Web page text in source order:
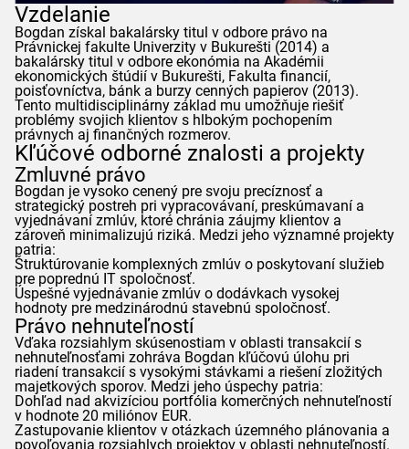
Vzdelanie
Bogdan získal bakalársky titul v odbore právo na
Právnickej fakulte Univerzity v Bukurešti (2014) a
bakalársky titul v odbore ekonómia na Akadémii
ekonomických štúdií v Bukurešti, Fakulta financií,
poisťovníctva, bánk a burzy cenných papierov (2013).
Tento multidisciplinárny základ mu umožňuje riešiť
problémy svojich klientov s hlbokým pochopením
právnych aj finančných rozmerov.
Kľúčové odborné znalosti a projekty
Zmluvné právo
Bogdan je vysoko cenený pre svoju precíznosť a
strategický postreh pri vypracovávaní, preskúmavaní a
vyjednávaní zmlúv, ktoré chránia záujmy klientov a
zároveň minimalizujú riziká. Medzi jeho významné projekty
patria:
Štruktúrovanie komplexných zmlúv o poskytovaní služieb
pre poprednú IT spoločnosť.
Úspešné vyjednávanie zmlúv o dodávkach vysokej
hodnoty pre medzinárodnú stavebnú spoločnosť.
Právo nehnuteľností
Vďaka rozsiahlym skúsenostiam v oblasti transakcií s
nehnuteľnosťami zohráva Bogdan kľúčovú úlohu pri
riadení transakcií s vysokými stávkami a riešení zložitých
majetkových sporov. Medzi jeho úspechy patria:
Dohľad nad akvizíciou portfólia komerčných nehnuteľností
v hodnote 20 miliónov EUR.
Zastupovanie klientov v otázkach územného plánovania a
povoľovania rozsiahlych projektov v oblasti nehnuteľností.